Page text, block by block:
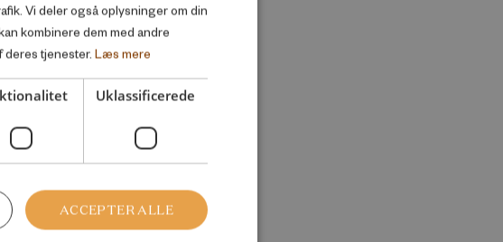
DANISH
Vi deler også oplysninger om din
kombinere dem med andre
deres tjenester. Læs mere
Uklassificerede
ACCEPTER ALLE